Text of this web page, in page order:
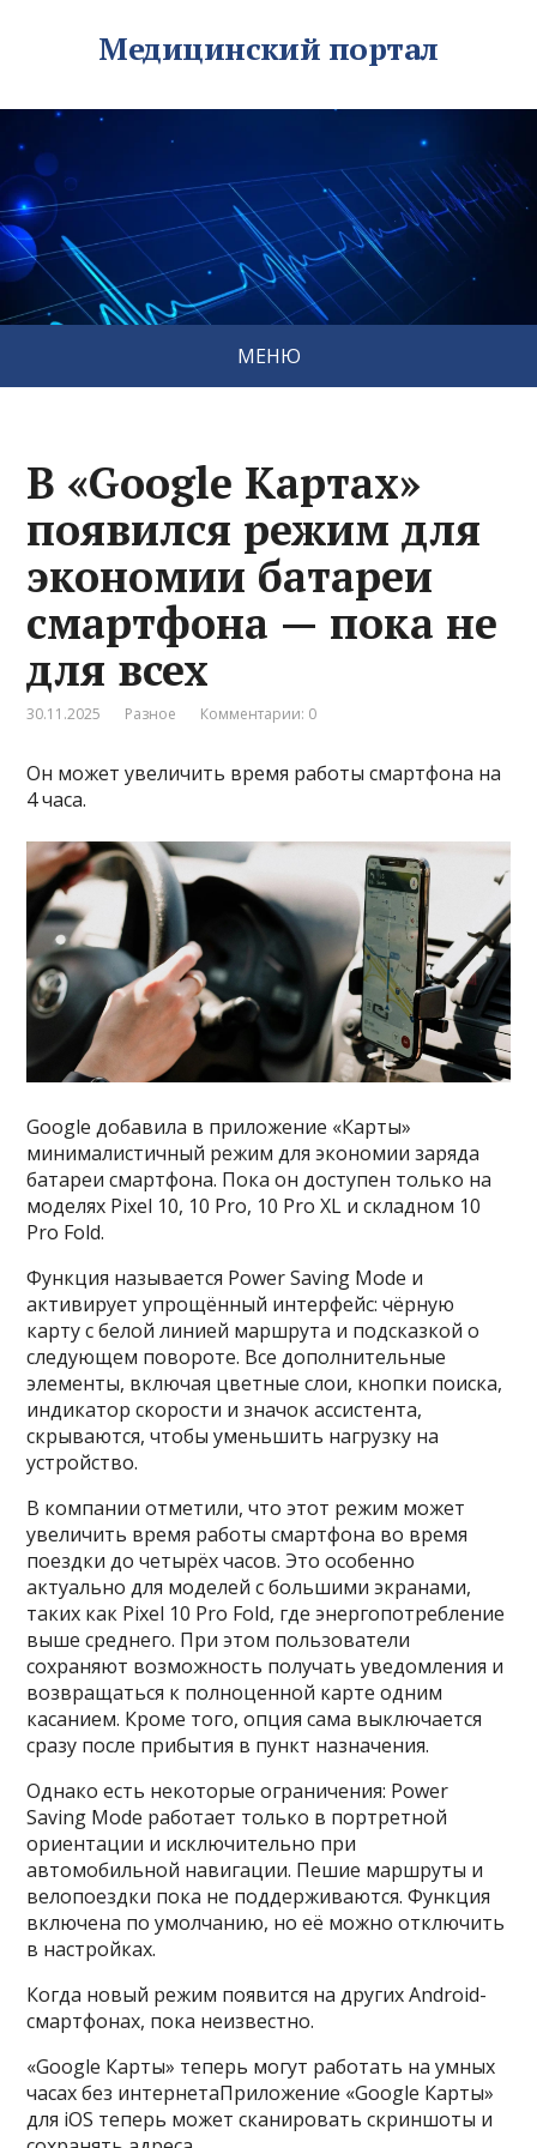
Медицинский портал
МЕНЮ
В «Google Картах»
появился режим для
экономии батареи
смартфона — пока не
для всех
30.11.2025 Разное Комментарии: 0
Он может увеличить время работы смартфона на
4 часа.
Google добавила в приложение «Карты»
минималистичный режим для экономии заряда
батареи смартфона. Пока он доступен только на
моделях Pixel 10, 10 Pro, 10 Pro XL и складном 10
Pro Fold.
Функция называется Power Saving Mode и
активирует упрощённый интерфейс: чёрную
карту с белой линией маршрута и подсказкой о
следующем повороте. Все дополнительные
элементы, включая цветные слои, кнопки поиска,
индикатор скорости и значок ассистента,
скрываются, чтобы уменьшить нагрузку на
устройство.
В компании отметили, что этот режим может
увеличить время работы смартфона во время
поездки до четырёх часов. Это особенно
актуально для моделей с большими экранами,
таких как Pixel 10 Pro Fold, где энергопотребление
выше среднего. При этом пользователи
сохраняют возможность получать уведомления и
возвращаться к полноценной карте одним
касанием. Кроме того, опция сама выключается
сразу после прибытия в пункт назначения.
Однако есть некоторые ограничения: Power
Saving Mode работает только в портретной
ориентации и исключительно при
автомобильной навигации. Пешие маршруты и
велопоездки пока не поддерживаются. Функция
включена по умолчанию, но её можно отключить
в настройках.
Когда новый режим появится на других Android-
смартфонах, пока неизвестно.
«Google Карты» теперь могут работать на умных
часах без интернетаПриложение «Google Карты»
для iOS теперь может сканировать скриншоты и